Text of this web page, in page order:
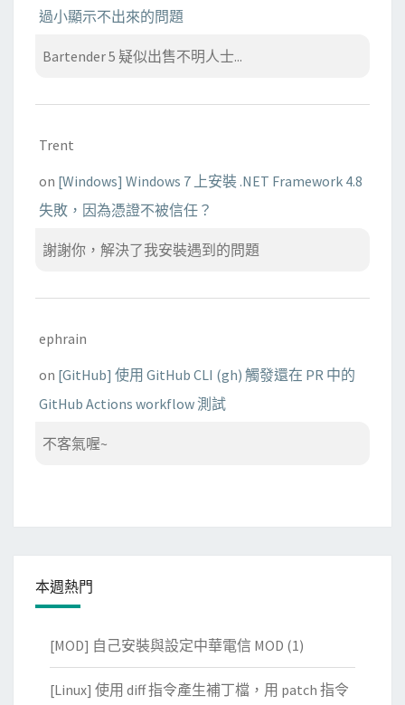
過小顯示不出來的問題
Bartender 5 疑似出售不明人士...
Trent
on [Windows] Windows 7 上安裝 .NET Framework 4.8
失敗，因為憑證不被信任？
謝謝你，解決了我安裝遇到的問題
ephrain
on [GitHub] 使用 GitHub CLI (gh) 觸發還在 PR 中的
GitHub Actions workflow 測試
不客氣喔~
本週熱門
[MOD] 自己安裝與設定中華電信 MOD (1)
[Linux] 使用 diff 指令產生補丁檔，用 patch 指令